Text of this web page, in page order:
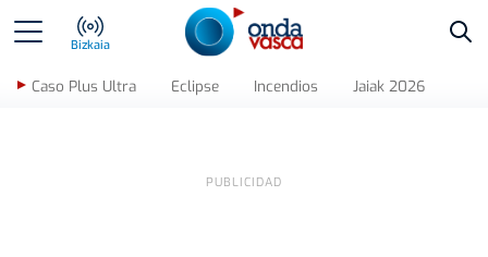
Bizkaia
Caso Plus Ultra Eclipse Incendios Jaiak 2026